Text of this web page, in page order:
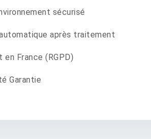
sécurisé
après traitement
en France (RGPD)
Garantie